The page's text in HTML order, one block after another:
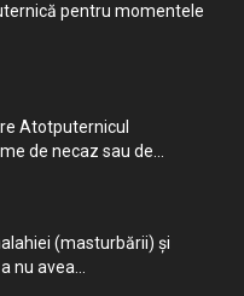
pentru momentele
Atotputernicul
de necaz sau de...
(masturbării) şi
nu avea...